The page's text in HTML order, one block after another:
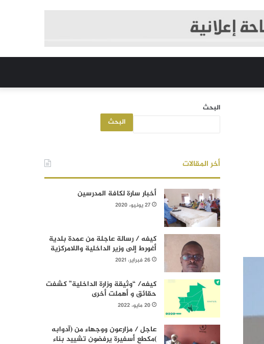
البحث
البحث
أخر المقالات
أخبار سارة لكافة المدرسين
27 يونيو، 2020
كيفه / رسالة عاجلة من عمدة بلدية
أغورط إلى وزير الداخلية واللامركزية
26 فبراير، 2021
كيفه/ “وثيقة وزارة الداخلية” كشفت
حقائق و أهملت أخرى
20 مايو، 2022
عاجل / مزارعون ووجهاء من (آدوابه
)مكطع أسفيرة يرفضون تشييد بناء